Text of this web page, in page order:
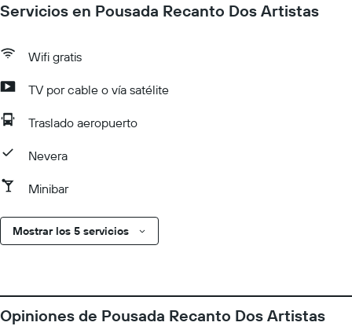
Servicios en Pousada Recanto Dos Artistas
Wifi gratis
TV por cable o vía satélite
Traslado aeropuerto
Nevera
Minibar
Mostrar los 5 servicios
Opiniones de Pousada Recanto Dos Artistas